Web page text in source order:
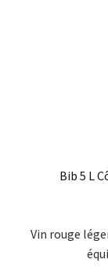
Bib 5 L
Vin rouge